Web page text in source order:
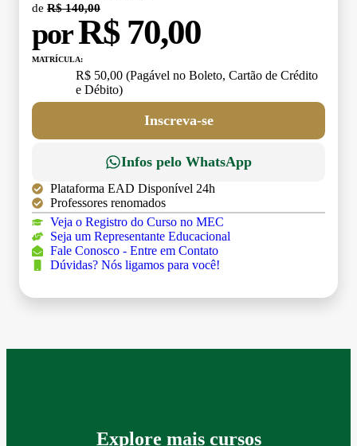
de R$ 140,00
porR$ 70,00
MATRÍCULA:
R$ 50,00 (Pagável no Boleto, Cartão de Crédito
e Débito)
Inscreva-se
Infos pelo WhatsApp
Plataforma EAD Disponível 24h
Professores renomados
Veja o Registro do Curso no MEC
Seja um Representante Educacional
Fale Conosco - Entre em Contato
Dúvidas? Nós ligamos para você!
Explore mais cursos